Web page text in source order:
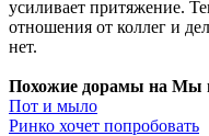
усиливает притяжение.
отношения от коллег и
нет.
Похожие дорамы на Мы
Пот и мыло
Ринко хочет попробовать